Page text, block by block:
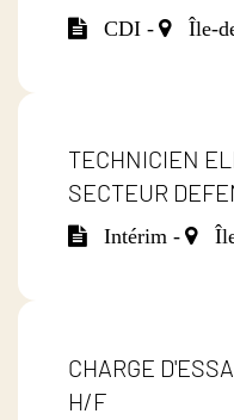
CDI - Île-
TECHNICIEN
SECTEUR
Intérim -
CHARGE
H/F